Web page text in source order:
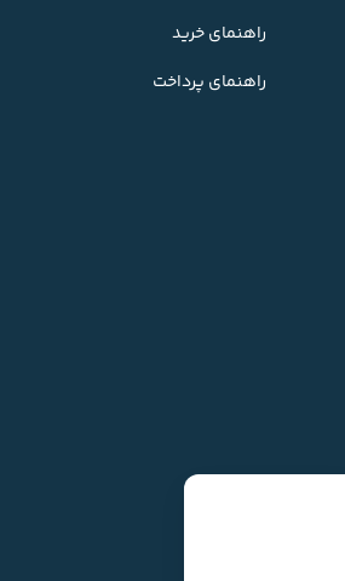
راهنمای خرید
راهنمای پرداخت